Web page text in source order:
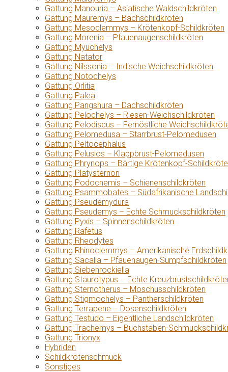
Gattung Manouria – Asiatische Waldschildkröten
Gattung Mauremys – Bachschildkröten
Gattung Mesoclemmys – Krötenkopf-Schildkröten
Gattung Morenia – Pfauenaugenschildkröten
Gattung Myuchelys
Gattung Natator
Gattung Nilssonia – Indische Weichschildkröten
Gattung Notochelys
Gattung Orlitia
Gattung Palea
Gattung Pangshura – Dachschildkröten
Gattung Pelochelys – Riesen-Weichschildkröten
Gattung Pelodiscus – Fernöstliche
Gattung Pelomedusa – Starrbrust-Pelomedusen
Gattung Peltocephalus
Gattung Pelusios – Klappbrust-Pelomedusen
Gattung Phrynops – Bärtige Krötenkopf-
Gattung Platysternon
Gattung Podocnemis – Schienenschildkröten
Gattung Psammobates – Südafrikanische
Gattung Pseudemydura
Gattung Pseudemys – Echte Schmuckschildkröten
Gattung Pyxis – Spinnenschildkröten
Gattung Rafetus
Gattung Rheodytes
Gattung Rhinoclemmys – Amerikanische
Gattung Sacalia – Pfauenaugen-Sumpfschildkröten
Gattung Siebenrockiella
Gattung Staurotypus – Echte
Gattung Sternotherus – Moschusschildkröten
Gattung Stigmochelys – Pantherschildkröten
Gattung Terrapene – Dosenschildkröten
Gattung Testudo – Eigentliche Landschildkröten
Gattung Trachemys – Buchstaben-
Gattung Trionyx
Hybriden
Schildkrötenschmuck
Sonstiges